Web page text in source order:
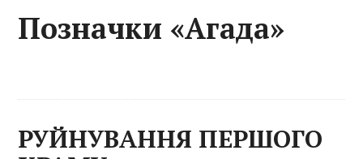
Позначки «Агада»
РУЙНУВАННЯ ПЕРШОГО